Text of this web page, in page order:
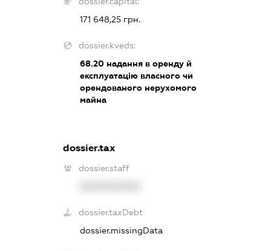
171 648,25 грн.
dossier.kveds:
68.20 надання в оренду й
експлуатацію власного чи
орендованого нерухомого
майна
dossier.tax
dossier.staff
dossier.taxDebt
dossier.missingData